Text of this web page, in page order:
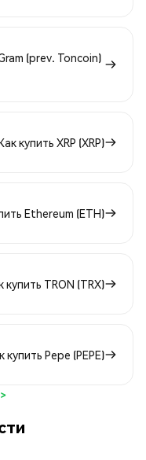
(prev. Toncoin)
купить XRP (XRP)
Ethereum (ETH)
купить TRON (TRX)
купить Pepe (PEPE)